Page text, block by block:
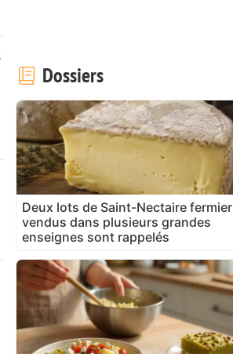
Dossiers
Deux lots de Saint-Nectaire fermier
vendus dans plusieurs grandes
enseignes sont rappelés